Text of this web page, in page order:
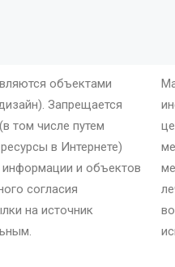
объектами
Запрещается
том числе путем
в Интернете)
и объектов
согласия
на источник